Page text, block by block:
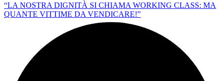
“LA NOSTRA DIGNITÀ SI CHIAMA WORKING CLASS: MA
QUANTE VITTIME DA VENDICARE!”